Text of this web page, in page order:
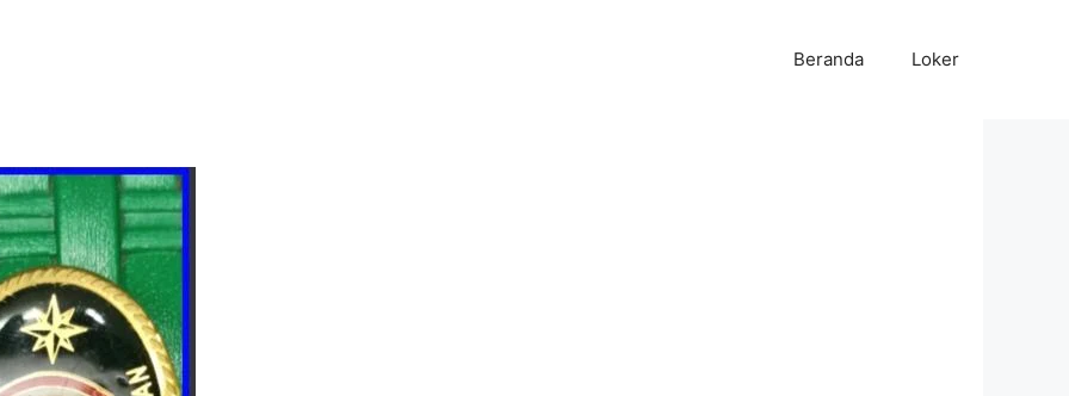
Beranda Loker